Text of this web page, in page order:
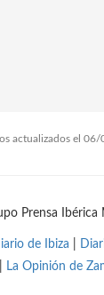
actualizados el
Prensa Ibérica
de Ibiza
La Opinión de